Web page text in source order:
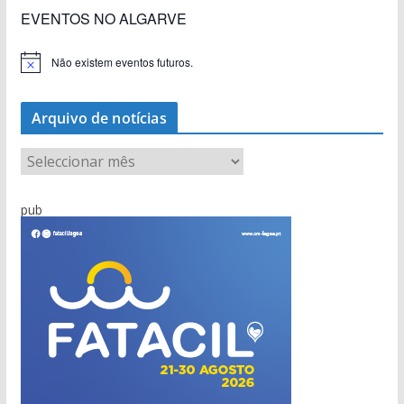
EVENTOS NO ALGARVE
Não existem eventos futuros.
Arquivo de notícias
r
pub